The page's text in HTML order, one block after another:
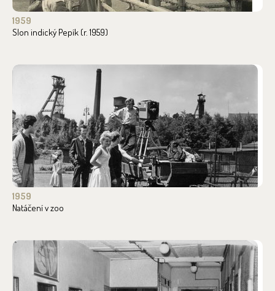
1959
Slon indický Pepík (r. 1959)
1959
Natáčení v zoo